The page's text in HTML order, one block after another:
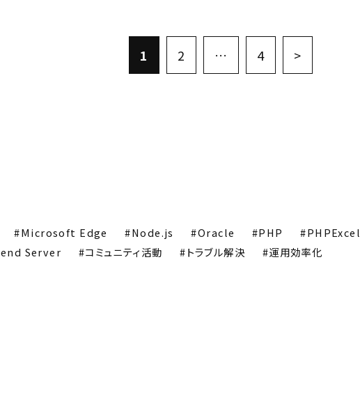
1 2 … 4 >
Microsoft Edge Node.js Oracle PHP PHPExcel
Server コミュニティ活動 トラブル解決 運用効率化